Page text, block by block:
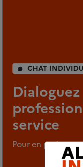
CHAT
service
Pour en parler